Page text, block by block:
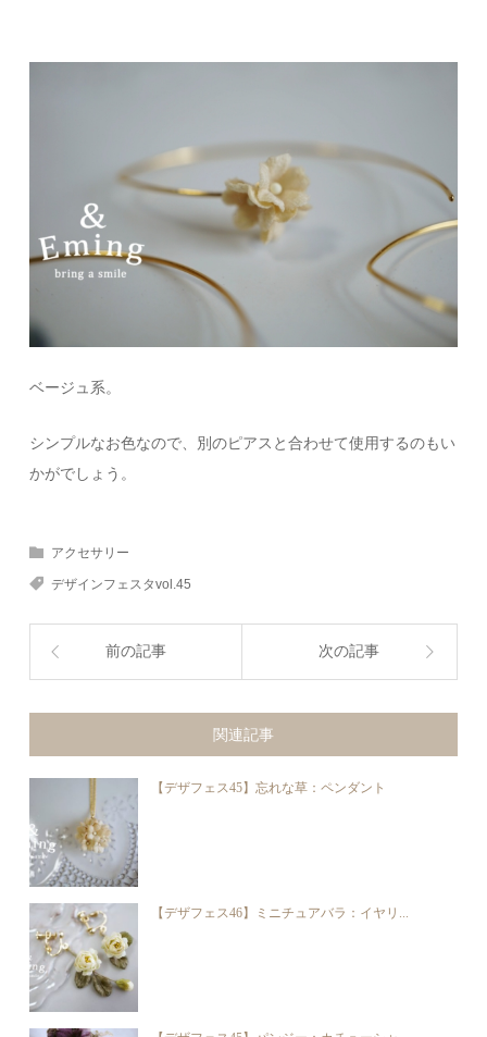
ベージュ系。
シンプルなお色なので、別のピアスと合わせて使用するのもい
かがでしょう。
アクセサリー
デザインフェスタvol.45
前の記事 次の記事
関連記事
【デザフェス45】忘れな草：ペンダント
【デザフェス46】ミニチュアバラ：イヤリ...